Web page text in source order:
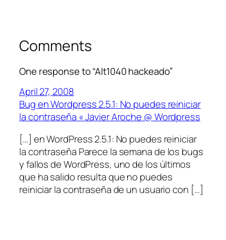
Comments
One response to “Alt1040 hackeado”
April 27, 2008
Bug en Wordpress 2.5.1: No puedes reiniciar
la contraseña « Javier Aroche @ Wordpress
[…] en WordPress 2.5.1: No puedes reiniciar
la contraseña Parece la semana de los bugs
y fallos de WordPress, uno de los últimos
que ha salido resulta que no puedes
reiniciar la contraseña de un usuario con […]